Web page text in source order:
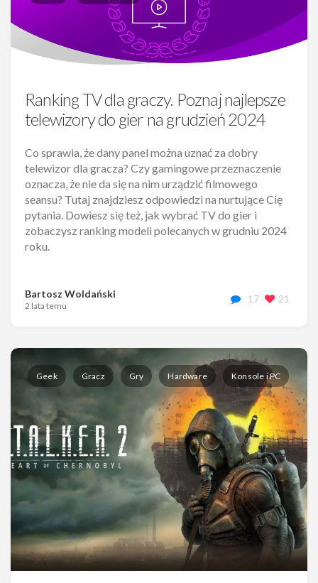
Ranking TV dla graczy. Poznaj najlepsze
telewizory do gier na grudzień 2024
Co sprawia, że dany panel można uznać za dobry
telewizor dla gracza? Czy gamingowe przeznaczenie
oznacza, że nie da się na nim urządzić filmowego
seansu? Tutaj znajdziesz odpowiedzi na nurtujące Cię
pytania. Dowiesz się też, jak wybrać TV do gier i
zobaczysz ranking modeli polecanych w grudniu 2024
roku.
Bartosz Woldański
2 lata temu
17 21
Geek Gracz Gry Hardware Konsole i PC